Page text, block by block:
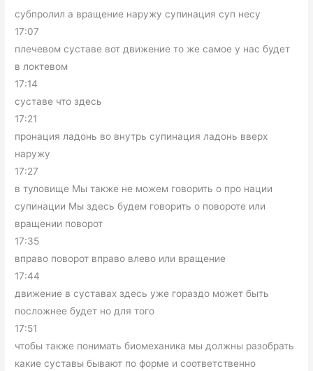
субпролил а вращение наружу супинация суп несу
17:07
плечевом суставе вот движение то же самое у нас будет
в локтевом
17:14
суставе что здесь
17:21
пронация ладонь во внутрь супинация ладонь вверх
наружу
17:27
в туловище Мы также не можем говорить о про нации
супинации Мы здесь будем говорить о повороте или
вращении поворот
17:35
вправо поворот вправо влево или вращение
17:44
движение в суставах здесь уже гораздо может быть
посложнее будет но для того
17:51
чтобы также понимать биомеханика мы должны разобрать
какие суставы бывают по форме и соответственно